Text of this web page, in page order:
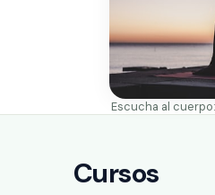
Escucha al
Cursos